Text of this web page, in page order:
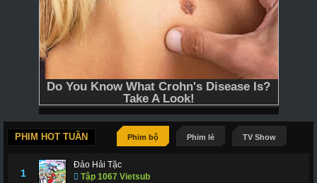
PHIM HOT TUẦN Phim bộ Phim lẻ TV Show
1
Đảo Hải Tặc
Tập 1067 Vietsub